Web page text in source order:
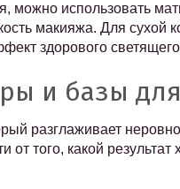
можно использовать
макияжа. Для
здорового
и базы
разглаживает
того, какой результат